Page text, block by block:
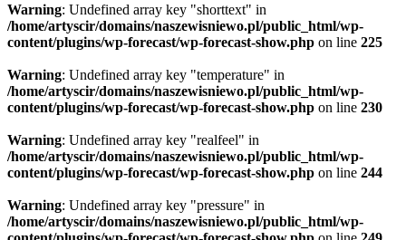
Warning: Undefined array key "shorttext" in
/home/artyscir/domains/naszewisniewo.pl/public_html/wp-
content/plugins/wp-forecast/wp-forecast-show.php on line 225
Warning: Undefined array key "temperature" in
/home/artyscir/domains/naszewisniewo.pl/public_html/wp-
content/plugins/wp-forecast/wp-forecast-show.php on line 230
Warning: Undefined array key "realfeel" in
/home/artyscir/domains/naszewisniewo.pl/public_html/wp-
content/plugins/wp-forecast/wp-forecast-show.php on line 244
Warning: Undefined array key "pressure" in
/home/artyscir/domains/naszewisniewo.pl/public_html/wp-